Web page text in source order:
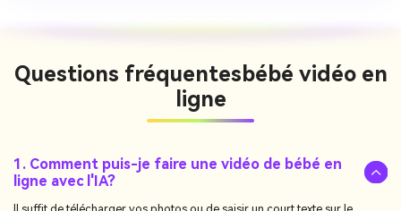
Questions fréquentes bébé vidéo en
ligne
1. Comment puis-je faire une vidéo de bébé en
ligne avec l'IA?